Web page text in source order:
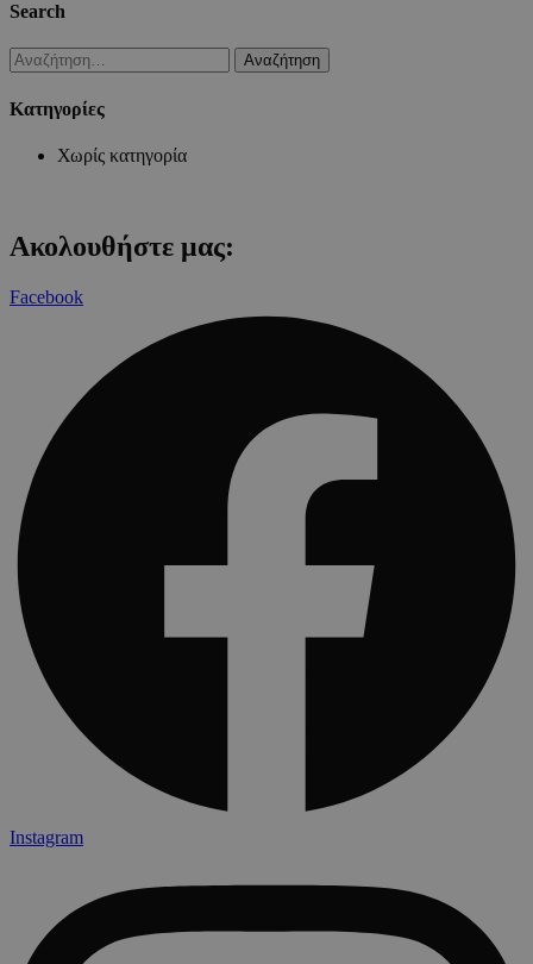
Search
Αναζήτηση
για:
Kατηγορίες
Χωρίς κατηγορία
Ακολουθήστε μας:
Facebook
Instagram